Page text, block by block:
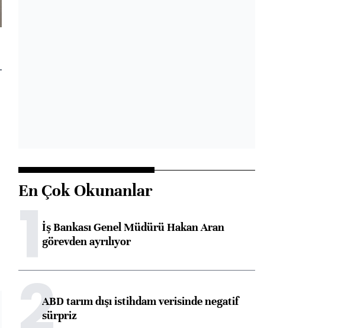
En Çok Okunanlar
1İş Bankası Genel Müdürü Hakan Aran
görevden ayrılıyor
2ABD tarım dışı istihdam verisinde negatif
sürpriz